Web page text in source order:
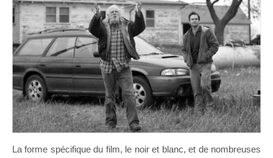
La forme spécifique du film, le noir et blanc, et de nombreuses